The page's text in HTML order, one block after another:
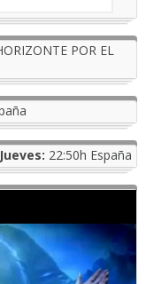
POR EL
Jueves: 22:50h España